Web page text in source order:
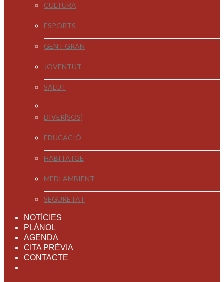
CULTURA
ESPORTS
GENT GRAN
JOVENTUT
SALUT
DIVER[SOS]
EDUCACIÓ
HABITATGE
MEDI AMBIENT
SEGURETAT
NOTÍCIES
PLÀNOL
AGENDA
CITA PRÈVIA
CONTACTE